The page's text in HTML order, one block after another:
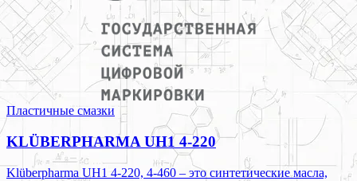
Пластичные смазки
KLÜBERPHARMA UH1 4-220
Klüberpharma UH1 4-220, 4-460 – это синтетические масла,